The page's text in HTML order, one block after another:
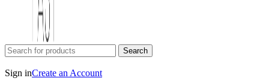
Search
Sign inCreate an Account